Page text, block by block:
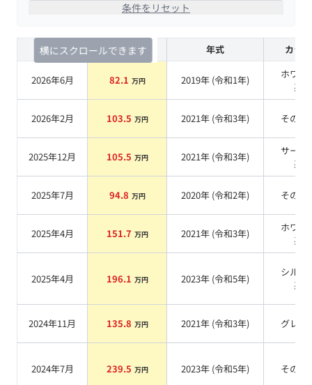
条件をリセット
横にスクロールできます
査定時期 セルカ実績 年式 カラー
2026年6月 82.1 万円 2019年 (令和1年)
ホワイ
系
2026年2月 103.5 万円 2021年 (令和3年) その他
2025年12月 105.5 万円 2021年 (令和3年)
サーブ
系
2025年7月 94.8 万円 2020年 (令和2年) その他
2025年4月 151.7 万円 2021年 (令和3年)
ホワイ
系
2025年4月 196.1 万円 2023年 (令和5年)
シルバ
系
2024年11月 135.8 万円 2021年 (令和3年) グレー
2024年7月 239.5 万円 2023年 (令和5年) その他